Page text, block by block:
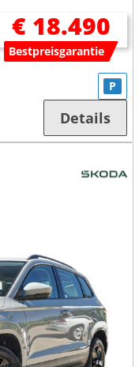
€ 18.490
Bestpreisgarantie
P
Details